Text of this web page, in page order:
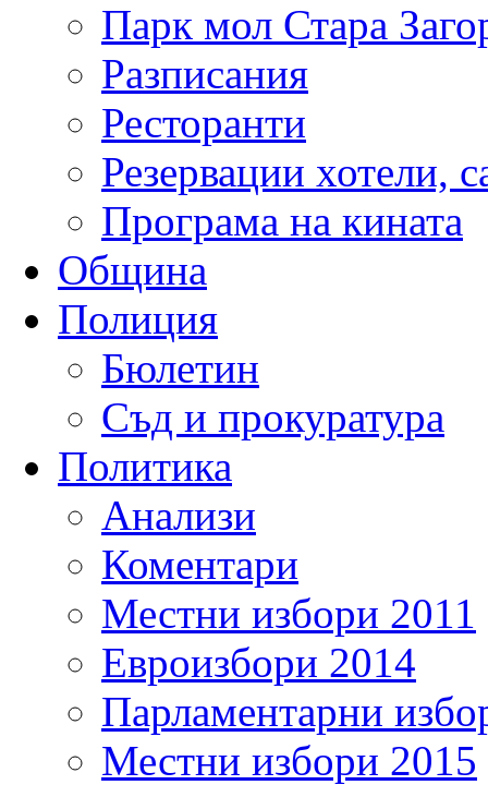
Парк мол Стара
Разписания
Ресторанти
Резервации хотели,
Програма на кината
Община
Полиция
Бюлетин
Съд и прокуратура
Политика
Анализи
Коментари
Местни избори 2011
Евроизбори 2014
Парламентарни
Местни избори 2015